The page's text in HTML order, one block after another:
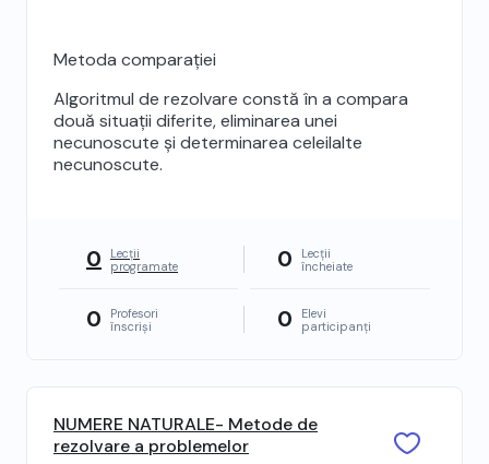
Metoda comparației
Algoritmul de rezolvare constă în a compara
două situații diferite, eliminarea unei
necunoscute și determinarea celeilalte
necunoscute.
0
Lecții
programate
0
Lecții
încheiate
0
Profesori
înscriși
0
Elevi
participanți
NUMERE NATURALE- Metode de
rezolvare a problemelor